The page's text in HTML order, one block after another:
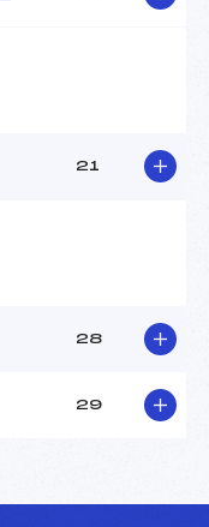
21
28
29